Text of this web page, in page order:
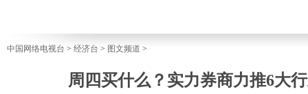
中国网络电视台 > 经济台 > 图文频道 >
周四买什么？实力券商力推6大